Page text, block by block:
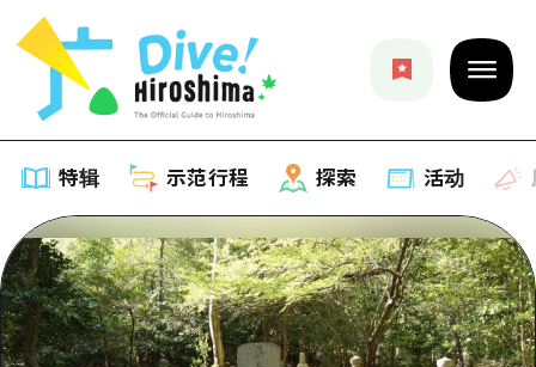
特辑 示范行程 探索 活动
特辑
列表
示范行程